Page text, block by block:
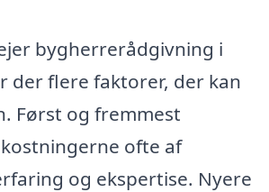
bygherrerådgivning i
der flere faktorer, der kan
Først og fremmest
ofte af
og ekspertise. Nyere